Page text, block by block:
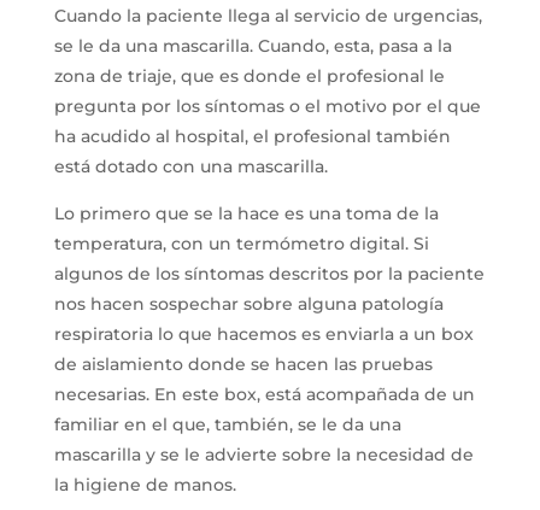
Cuando la paciente llega al servicio de urgencias,
se le da una mascarilla. Cuando, esta, pasa a la
zona de triaje, que es donde el profesional le
pregunta por los síntomas o el motivo por el que
ha acudido al hospital, el profesional también
está dotado con una mascarilla.
Lo primero que se la hace es una toma de la
temperatura, con un termómetro digital. Si
algunos de los síntomas descritos por la paciente
nos hacen sospechar sobre alguna patología
respiratoria lo que hacemos es enviarla a un box
de aislamiento donde se hacen las pruebas
necesarias. En este box, está acompañada de un
familiar en el que, también, se le da una
mascarilla y se le advierte sobre la necesidad de
la higiene de manos.